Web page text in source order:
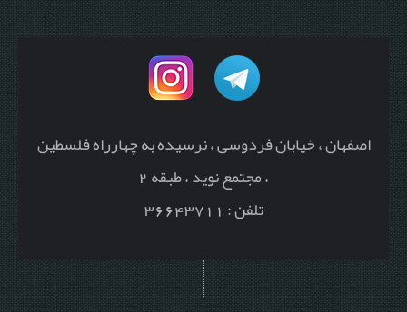
اصفهان ، خیابان فردوسی ، نرسیده به چهارراه فلسطین
، مجتمع نوید ، طبقه 2
تلفن : 36643711